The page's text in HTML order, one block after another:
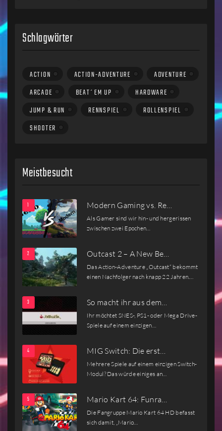
Schlagwörter
ACTION ACTION-ADVENTURE
ADVENTURE
ARCADE
BEAT´EM UP
HARDWARE
JUMP & RUN
RENNSPIEL
ROLLENSPIEL
SHOOTER
Meistbesucht
Modern Gaming vs. Re…
Als Gamer sind wir hin- und hergerissen
zwischen zwei Epochen…
Outcast 2 – A New Be…
Das Action-Adventure „Outcast“ bekommt
einen Nachfolger nach knapp 22 Jahren.…
So macht ihr aus dem…
Ihr möchtet SNES-, PS1- oder Mega Drive-
Spiele auf einem einzigen…
MIG Switch: Die erst…
Mehrere Spiele auf einem einzigen Switch-
Modul? Das würde einiges an…
Mario Kart 64: Funra…
Die Fangruppe Mario Kart 64 HD befasst
sich damit, „Mario…